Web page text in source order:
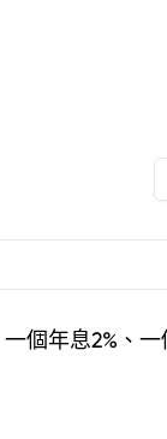
個年息2%、一